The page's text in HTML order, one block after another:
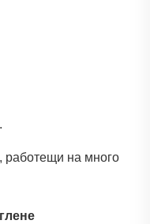
работещи на много